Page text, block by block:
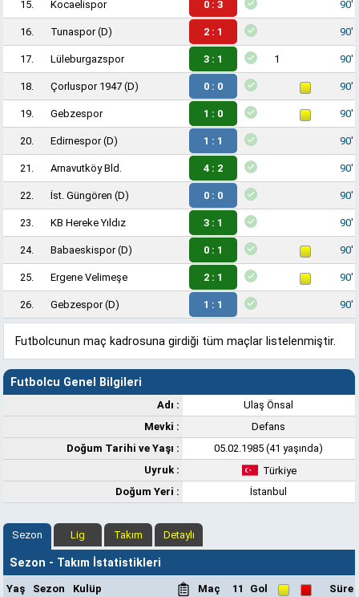
15. Kocaelispor 0 : 3 90'
16. Tunaspor(D) 2 : 1 90'
17. Lüleburgazspor 3 : 1 1 90'
18. Çorluspor 1947 (D) 0 : 0 90'
19. Gebzespor 1 : 0 90'
20. Edirnespor(D) 1 : 1 90'
21. Arnavutköy Bld. 4 : 2 90'
22. İst. Güngören (D) 0 : 0 90'
23. KB Hereke Yıldız 3 : 1 90'
24. Babaeskispor(D) 0 : 1 90'
25. Ergene Velimeşe 2 : 1 90'
26. Gebzespor(D) 1 : 1 90'
Futbolcunun maç kadrosuna girdiği tüm maçlar listelenmiştir.
Futbolcu Genel Bilgileri
Adı :
Ulaş Önsal
Mevki :
Defans
Doğum Tarihi ve Yaşı :
05.02.1985 (41 yaşında)
Uyruk :
Türkiye
Doğum Yeri :
İstanbul
Sezon Lig Takım Detaylı
Sezon - Takım İstatistikleri
Yaş Sezon Kulüp Maç 11 Gol
Süre